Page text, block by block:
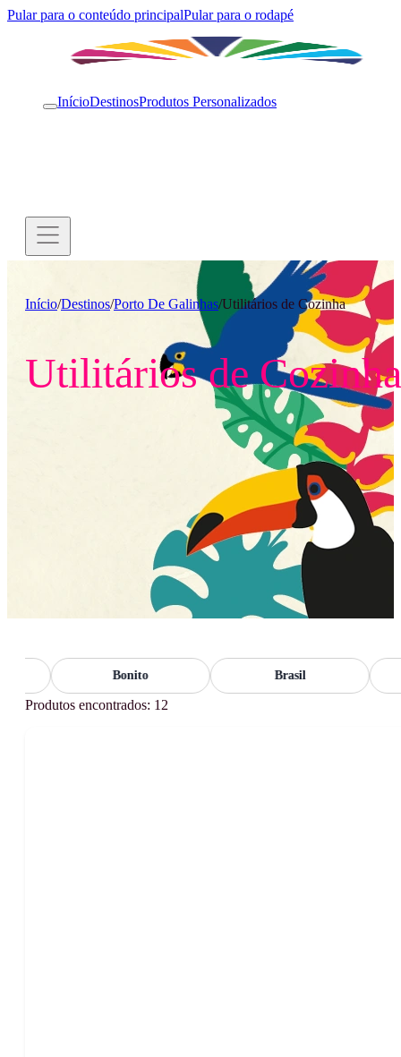
Pular para o conteúdo principalPular para o rodapé
InícioDestinosProdutos Personalizados
Início/Destinos/Porto De Galinhas/Utilitários de Cozinha
Utilitários de Cozinha
Bonito Brasil
Produtos encontrados: 12